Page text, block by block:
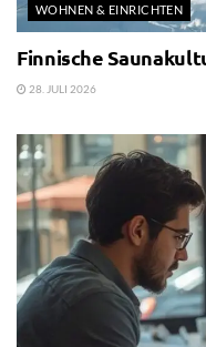
WOHNEN & EINRICHTEN
Finnische
28. JULI 2026